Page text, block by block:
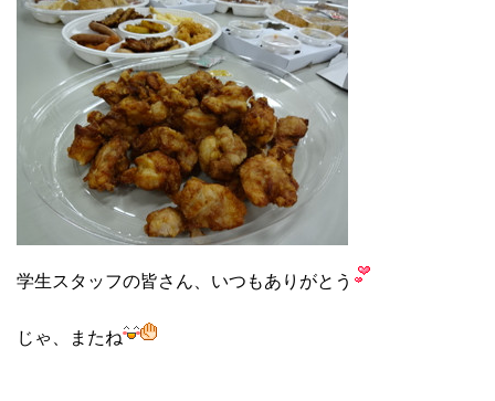
学生スタッフの皆さん、いつもありがとう
じゃ、またね